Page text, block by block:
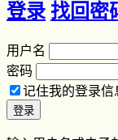
登录 找回密
用户名
密码
记住我的登录信